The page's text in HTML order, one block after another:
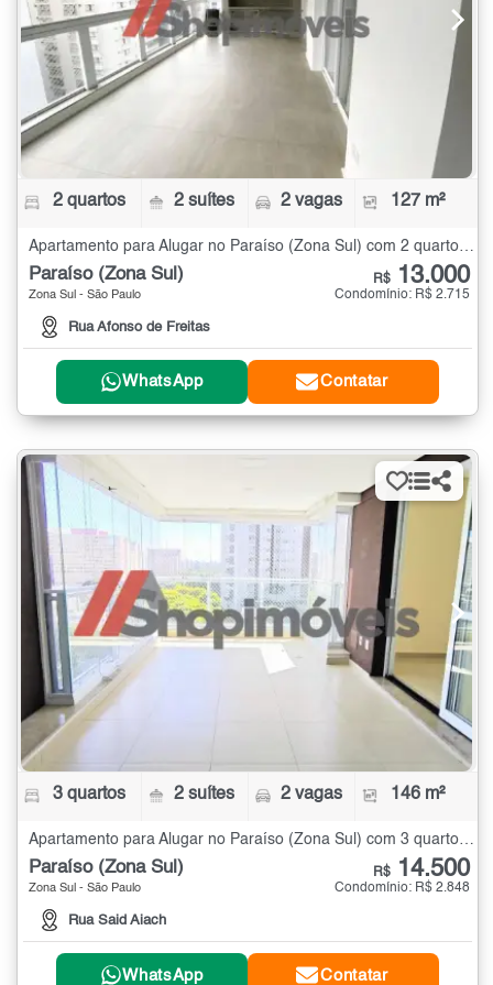
2 quartos 2 suítes 2 vagas 127 m²
Paraíso (Zona Sul)
Zona Sul - São Paulo
Rua Afonso de Freitas
R$ 13.000
Condomínio: R$ 2.715
WhatsApp Contatar
3 quartos 2 suítes 2 vagas 146 m²
Apartamento para Alugar no Paraíso (Zona Sul) com 3 quartos - 146 m²
Paraíso (Zona Sul)
Zona Sul - São Paulo
Rua Said Aiach
R$ 14.500
Condomínio: R$ 2.848
WhatsApp Contatar